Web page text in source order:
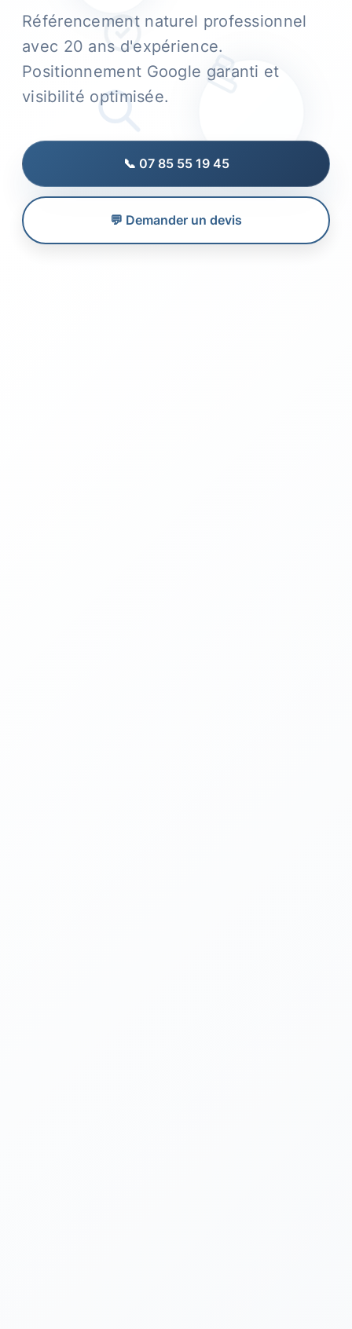
Référencement naturel professionnel
avec 20 ans d'expérience.
Positionnement Google garanti et
visibilité optimisée.
📞 07 85 55 19 45
💬 Demander un devis